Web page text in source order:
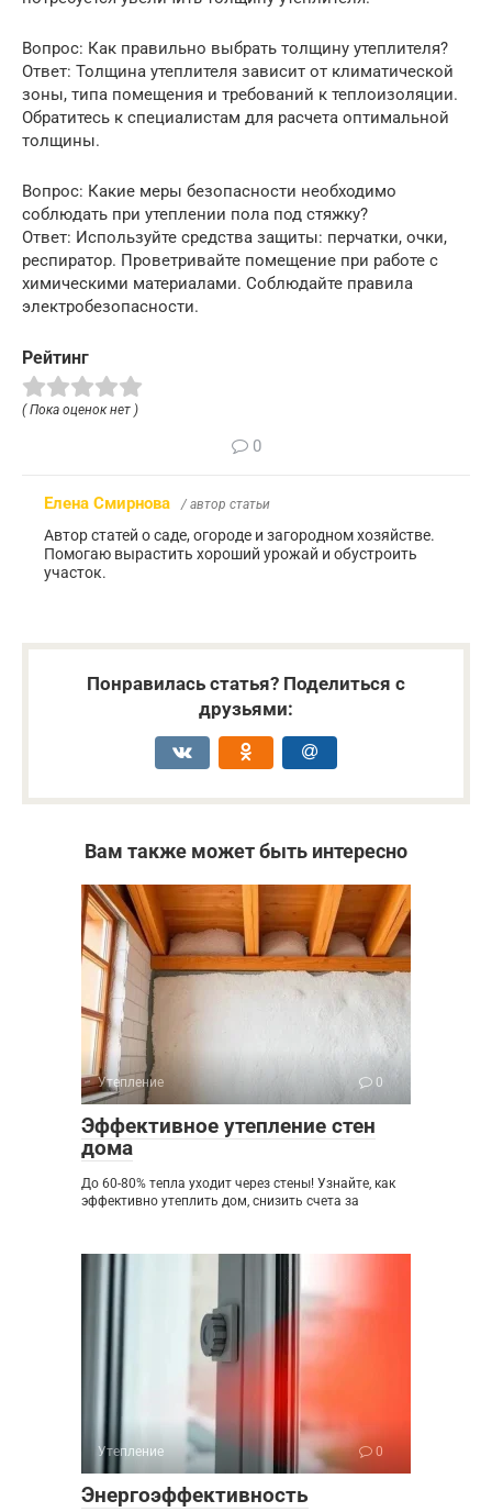
Вопрос: Как правильно выбрать толщину утеплителя?
Ответ: Толщина утеплителя зависит от климатической
зоны, типа помещения и требований к теплоизоляции.
Обратитесь к специалистам для расчета оптимальной
толщины.
Вопрос: Какие меры безопасности необходимо
соблюдать при утеплении пола под стяжку?
Ответ: Используйте средства защиты: перчатки, очки,
респиратор. Проветривайте помещение при работе с
химическими материалами. Соблюдайте правила
электробезопасности.
Рейтинг
( Пока оценок нет )
0
Елена Смирнова / автор статьи
Автор статей о саде, огороде и загородном хозяйстве.
Помогаю вырастить хороший урожай и обустроить
участок.
Понравилась статья? Поделиться с
друзьями:
Вам также может быть интересно
Утепление 0
Эффективное утепление стен
дома
До 60-80% тепла уходит через стены! Узнайте, как
эффективно утеплить дом, снизить счета за
Утепление 0
Энергоэффективность